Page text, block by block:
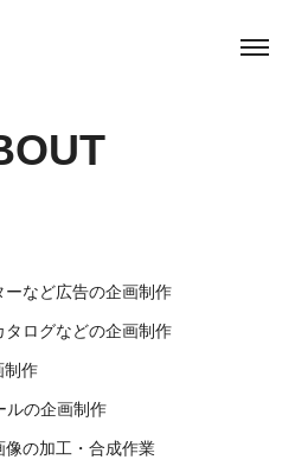
など広告の企画制作
ログなどの企画制作
制作
ルの企画制作
の加工・合成作業